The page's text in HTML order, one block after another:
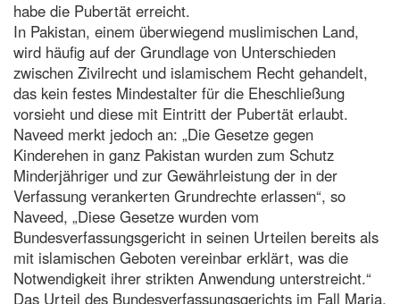
habe die Pubertät erreicht.
In Pakistan, einem überwiegend muslimischen Land,
wird häufig auf der Grundlage von Unterschieden
zwischen Zivilrecht und islamischem Recht gehandelt,
das kein festes Mindestalter für die Eheschließung
vorsieht und diese mit Eintritt der Pubertät erlaubt.
Naveed merkt jedoch an: „Die Gesetze gegen
Kinderehen in ganz Pakistan wurden zum Schutz
Minderjähriger und zur Gewährleistung der in der
Verfassung verankerten Grundrechte erlassen“, so
Naveed, „Diese Gesetze wurden vom
Bundesverfassungsgericht in seinen Urteilen bereits als
mit islamischen Geboten vereinbar erklärt, was die
Notwendigkeit ihrer strikten Anwendung unterstreicht.“
Das Urteil des Bundesverfassungsgerichts im Fall Maria,